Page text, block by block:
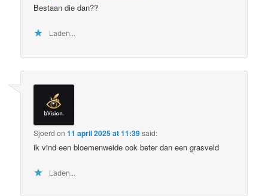
Bestaan die dan??
Laden...
Sjoerd on11 april 2025 at 11:39said:
ik vind een bloemenweide ook beter dan een grasveld
Laden...